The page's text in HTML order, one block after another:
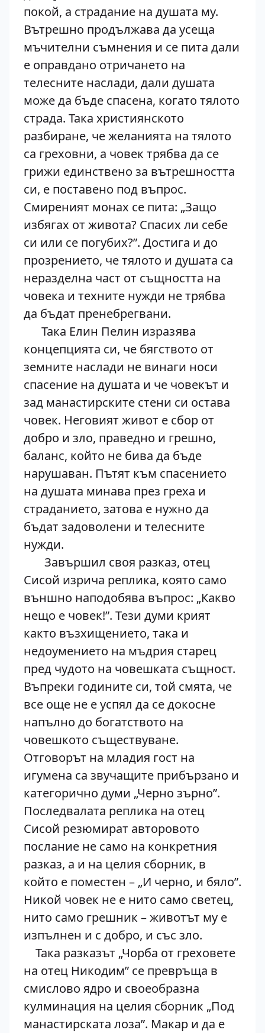
покой, а страдание на душата му.
Вътрешно продължава да усеща
мъчителни съмнения и се пита дали
е оправдано отричането на
телесните наслади, дали душата
може да бъде спасена, когато тялото
страда. Така християнското
разбиране, че желанията на тялото
са греховни, а човек трябва да се
грижи единствено за вътрешността
си, е поставено под въпрос.
Смиреният монах се пита: „Защо
избягах от живота? Спасих ли себе
си или се погубих?”. Достига и до
прозрението, че тялото и душата са
неразделна част от същността на
човека и техните нужди не трябва
да бъдат пренебрегвани.
Така Елин Пелин изразява
концепцията си, че бягството от
земните наслади не винаги носи
спасение на душата и че човекът и
зад манастирските стени си остава
човек. Неговият живот е сбор от
добро и зло, праведно и грешно,
баланс, който не бива да бъде
нарушаван. Пътят към спасението
на душата минава през греха и
страданието, затова е нужно да
бъдат задоволени и телесните
нужди.
Завършил своя разказ, отец
Сисой изрича реплика, която само
външно наподобява въпрос: „Какво
нещо е човек!”. Тези думи крият
както възхищението, така и
недоумението на мъдрия старец
пред чудото на човешката същност.
Въпреки годините си, той смята, че
все още не е успял да се докосне
напълно до богатството на
човешкото съществуване.
Отговорът на младия гост на
игумена са звучащите прибързано и
категорично думи „Черно зърно”.
Последвалата реплика на отец
Сисой резюмират авторовото
послание не само на конкретния
разказ, а и на целия сборник, в
който е поместен – „И черно, и бяло”.
Никой човек не е нито само светец,
нито само грешник – животът му е
изпълнен и с добро, и със зло.
Така разказът „Чорба от греховете
на отец Никодим” се превръща в
смислово ядро и своеобразна
кулминация на целия сборник „Под
манастирската лоза”. Макар и да е